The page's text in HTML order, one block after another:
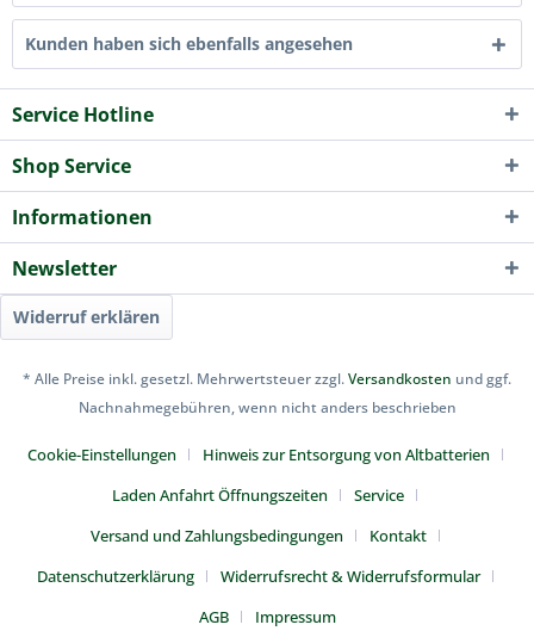
Kunden haben sich ebenfalls angesehen
Service Hotline
Shop Service
Informationen
Newsletter
Widerruf erklären
* Alle Preise inkl. gesetzl. Mehrwertsteuer zzgl.Versandkosten und ggf.
Nachnahmegebühren, wenn nicht anders beschrieben
Cookie-Einstellungen
Hinweis zur Entsorgung von Altbatterien
Laden Anfahrt Öffnungszeiten
Service
Versand und Zahlungsbedingungen
Kontakt
Datenschutzerklärung
Widerrufsrecht & Widerrufsformular
AGB
Impressum